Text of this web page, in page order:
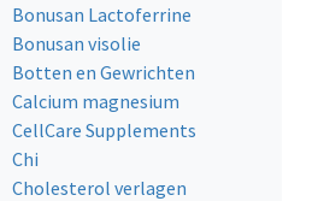
Bonusan Lactoferrine
Bonusan visolie
Botten en Gewrichten
Calcium magnesium
CellCare Supplements
Chi
Cholesterol verlagen